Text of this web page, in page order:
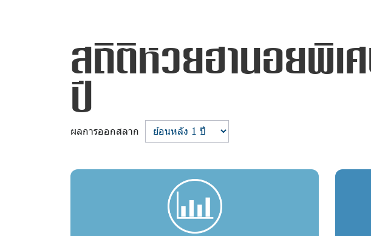
สถิติหวยฮานอยพิเ
ปี
ผลการออกสลาก